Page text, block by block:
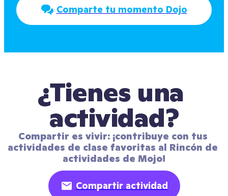
Comparte tu momento Dojo
¿Tienes una
actividad?
Compartir es vivir: ¡contribuye con tus
actividades de clase favoritas al Rincón de
actividades de Mojo!
Compartir actividad